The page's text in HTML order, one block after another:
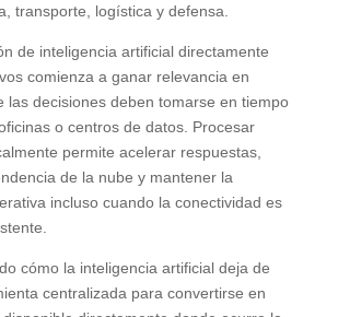
transporte, logística y defensa.
de inteligencia artificial directamente
comienza a ganar relevancia en
las decisiones deben tomarse en tiempo
o centros de datos. Procesar
permite acelerar respuestas,
de la nube y mantener la
incluso cuando la conectividad es
cómo la inteligencia artificial deja de
centralizada para convertirse en